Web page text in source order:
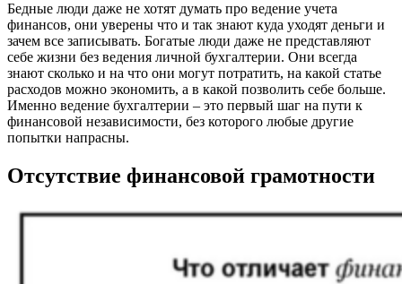
Бедные люди даже не хотят думать про ведение учета
финансов, они уверены что и так знают куда уходят деньги и
зачем все записывать. Богатые люди даже не представляют
себе жизни без ведения личной бухгалтерии. Они всегда
знают сколько и на что они могут потратить, на какой статье
расходов можно экономить, а в какой позволить себе больше.
Именно ведение бухгалтерии – это первый шаг на пути к
финансовой независимости, без которого любые другие
попытки напрасны.
Отсутствие финансовой грамотности